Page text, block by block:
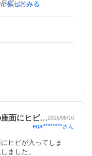
質はやや心配でした
もっとみる
座面にヒビ…2025/08/10
ega********さん
ヒビが入ってしま
ました。